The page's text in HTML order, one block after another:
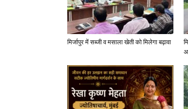
मिर्जापुर में सब्जी व मसाला खेती को मिलेगा बढ़ावा